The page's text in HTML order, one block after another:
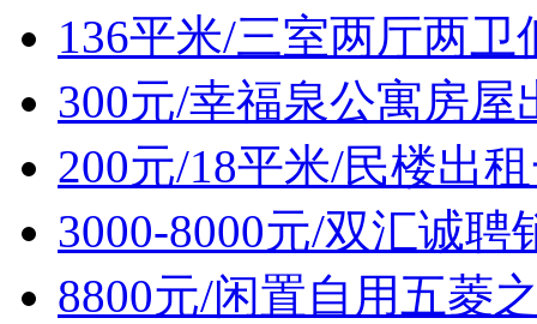
136平米/三室两厅两卫
300元/幸福泉公寓房屋
200元/18平米/民楼出
3000-8000元/双汇诚聘
8800元/闲置自用五菱